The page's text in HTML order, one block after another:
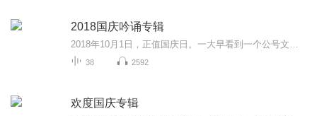
2018国庆吟诵专辑
38 2592
欢度国庆专辑